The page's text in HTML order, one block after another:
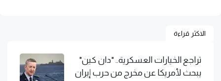
الاكثر قراءة
تراجع الخيارات العسكرية.. "دان كين"
يبحث لأمريكا عن مخرج من حرب إيران